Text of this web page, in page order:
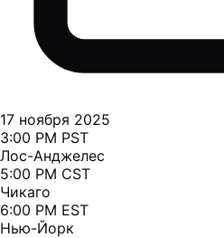
17 ноября 2025
3:00 PM PST
Лос-Анджелес
5:00 PM CST
Чикаго
6:00 PM EST
Нью-Йорк